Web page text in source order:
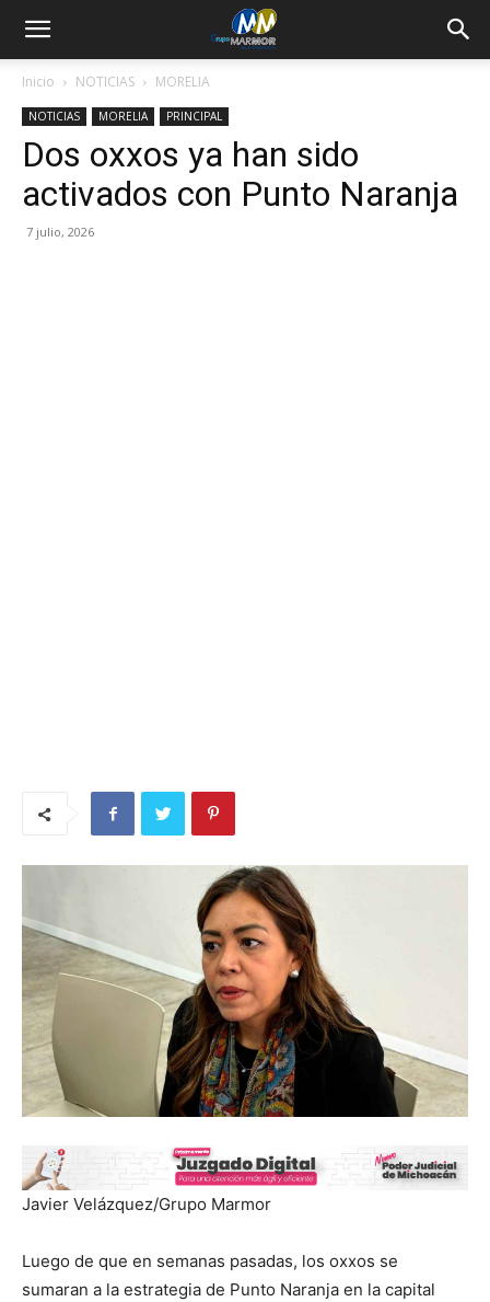
Inicio NOTICIAS MORELIA
NOTICIAS MORELIA PRINCIPAL
Dos oxxos ya han sido
activados con Punto Naranja
7 julio, 2026
Javier Velázquez/Grupo Marmor
Luego de que en semanas pasadas, los oxxos se
sumaran a la estrategia de Punto Naranja en la capital